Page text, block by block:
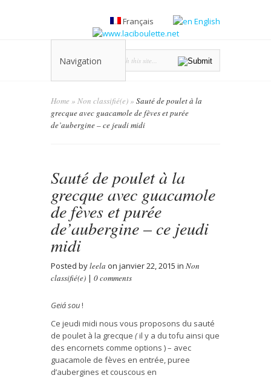
Français English
Navigation
Home » Non classifié(e)» Sauté de poulet à la
grecque avec guacamole de fèves et purée
de’aubergine – ce jeudi midi
Sauté de poulet à la
grecque avec guacamole
de fèves et purée
de’aubergine – ce jeudi
midi
Posted byleela on janvier 22, 2015 in Non
classifié(e) | 0 comments
Geiá sou!
Ce jeudi midi nous vous proposons du sauté
de poulet à la grecque (il y a du tofu ainsi que
des encornets comme options ) – avec
guacamole de fèves en entrée, puree
d’aubergines et couscous en